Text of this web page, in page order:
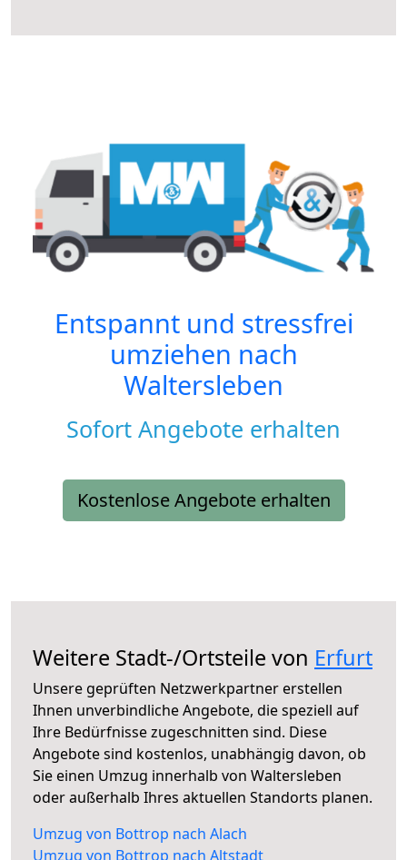
Entspannt und stressfrei
umziehen nach
Waltersleben
Sofort Angebote erhalten
Kostenlose Angebote erhalten
Weitere Stadt-/Ortsteile von Erfurt
Unsere geprüften Netzwerkpartner erstellen
Ihnen unverbindliche Angebote, die speziell auf
Ihre Bedürfnisse zugeschnitten sind. Diese
Angebote sind kostenlos, unabhängig davon, ob
Sie einen Umzug innerhalb von Waltersleben
oder außerhalb Ihres aktuellen Standorts planen.
Umzug von Bottrop nach Alach
Umzug von Bottrop nach Altstadt